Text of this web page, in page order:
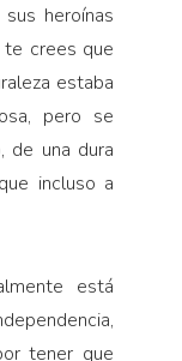
heroínas
te crees que
estaba
pero se
de una dura
incluso a
está
tener que